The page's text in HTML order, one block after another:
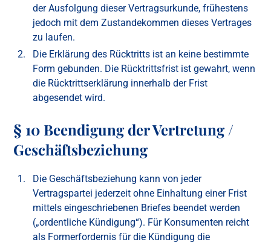
der Ausfolgung dieser Vertragsurkunde, frühestens
jedoch mit dem Zustandekommen dieses Vertrages
zu laufen.
Die Erklärung des Rücktritts ist an keine bestimmte
Form gebunden. Die Rücktrittsfrist ist gewahrt, wenn
die Rücktrittserklärung innerhalb der Frist
abgesendet wird.
§ 10 Beendigung der Vertretung /
Geschäftsbeziehung
Die Geschäftsbeziehung kann von jeder
Vertragspartei jederzeit ohne Einhaltung einer Frist
mittels eingeschriebenen Briefes beendet werden
(„ordentliche Kündigung“). Für Konsumenten reicht
als Formerfordernis für die Kündigung die